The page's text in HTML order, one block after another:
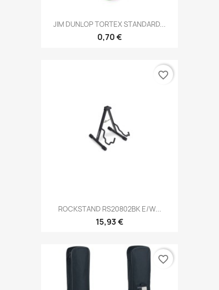
JIM DUNLOP TORTEX STANDARD...
0,70 €
ROCKSTAND RS20802BK E/W...
15,93 €
favorite_border
favorite_border